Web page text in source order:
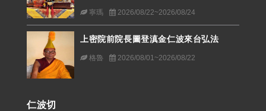
寧瑪 2026/08/22~2026/08/24
上密院前院長圖登滇金仁波來台弘法
格魯 2026/08/01~2026/08/22
仁波切